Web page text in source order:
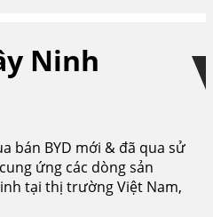
Ninh
bán BYD mới & đã qua sử
ứng các dòng sản
tại thị trường Việt Nam,